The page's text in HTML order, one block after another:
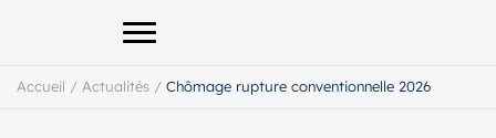
Afficher le menu principal
Accueil / Actualités / Chômage rupture conventionnelle 2026